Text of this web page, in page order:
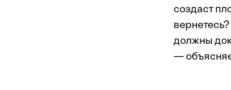
создаст
должны
—